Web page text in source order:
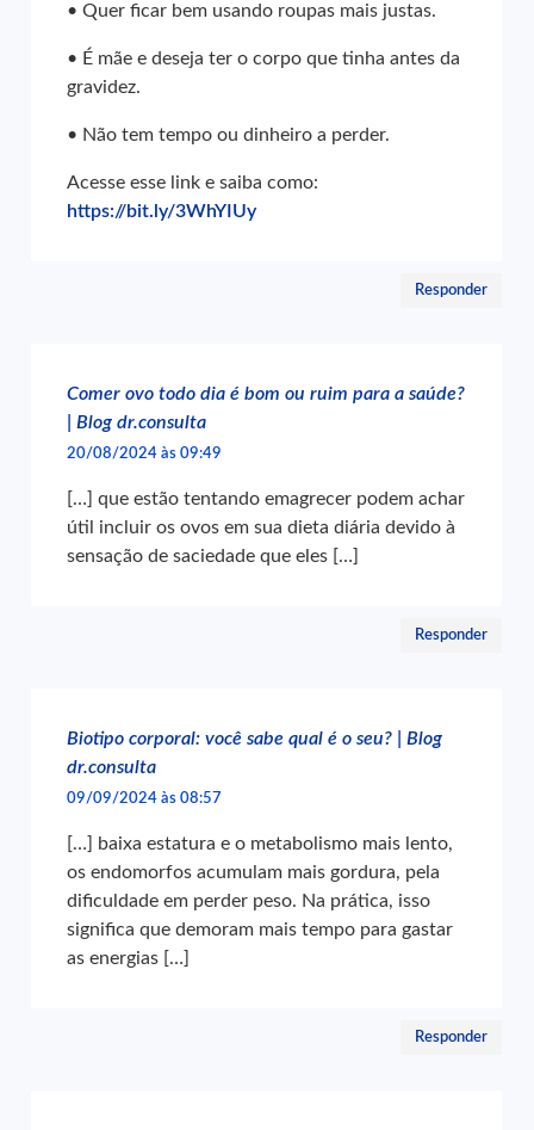
• Quer ficar bem usando roupas mais justas.
• É mãe e deseja ter o corpo que tinha antes da
gravidez.
• Não tem tempo ou dinheiro a perder.
Acesse esse link e saiba como:
https://bit.ly/3WhYIUy
Responder
Comer ovo todo dia é bom ou ruim para a saúde?
| Blog dr.consulta
20/08/2024 às 09:49
[…] que estão tentando emagrecer podem achar
útil incluir os ovos em sua dieta diária devido à
sensação de saciedade que eles […]
Responder
Biotipo corporal: você sabe qual é o seu? | Blog
dr.consulta
09/09/2024 às 08:57
[…] baixa estatura e o metabolismo mais lento,
os endomorfos acumulam mais gordura, pela
dificuldade em perder peso. Na prática, isso
significa que demoram mais tempo para gastar
as energias […]
Responder